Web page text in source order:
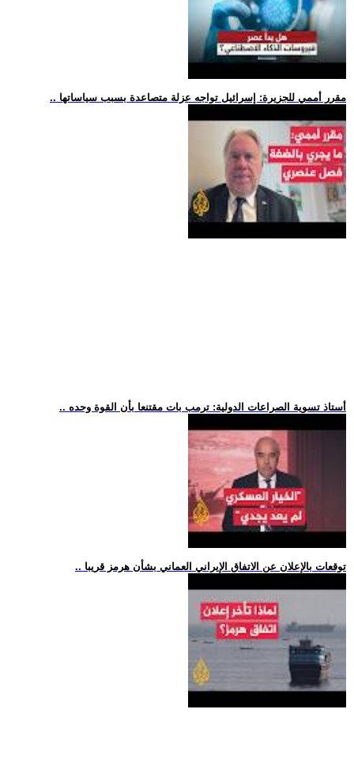
.. مقرر أممي للجزيرة: إسرائيل تواجه عزلة متصاعدة بسبب سياساتها
.. أستاذ تسوية الصراعات الدولية: ترمب بات مقتنعا بأن القوة وحده
.. توقعات بالإعلان عن الاتفاق الإيراني العماني بشأن هرمز قريبا